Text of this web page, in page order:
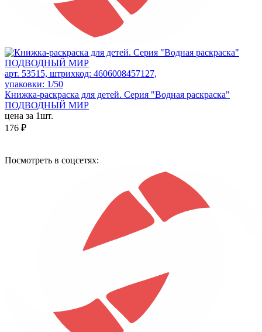
арт. 53515, штрихкод: 4606008457127,
упаковки: 1/50
Книжка-раскраска для детей. Серия "Водная раскраска"
ПОДВОДНЫЙ МИР
цена за 1шт.
176 ₽
Посмотреть в соцсетях: